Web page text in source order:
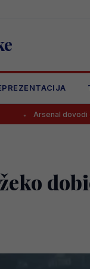
zvijezdu Serie A